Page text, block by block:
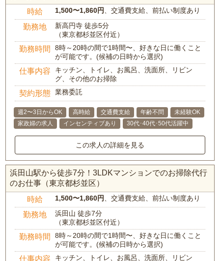
時給 1,500〜1,860円 、交通費支給、前払い制度あり
勤務地
新高円寺 徒歩5分
（東京都杉並区付近）
勤務時間
8時～20時の間で1時間〜、好きな日に働くこと
が可能です。(候補の日時から選択)
仕事内容
キッチン、トイレ、お風呂、洗面所、リビン
グ、その他のお掃除
契約形態 業務委託
週2〜3日からOK 高時給 交通費支給 年齢不問
未経験OK
家政婦の求人
インセンティブあり 30代･40代･50代活躍中
この求人の詳細を見る
浜田山駅から徒歩7分！3LDKマンションでのお掃除代行
のお仕事（東京都杉並区）
時給 1,500〜1,860円 、交通費支給、前払い制度あり
勤務地
浜田山 徒歩7分
（東京都杉並区付近）
勤務時間
8時～20時の間で1時間〜、好きな日に働くこと
が可能です。(候補の日時から選択)
仕事内容 キッチン、トイレ、お風呂、洗面所、リビン